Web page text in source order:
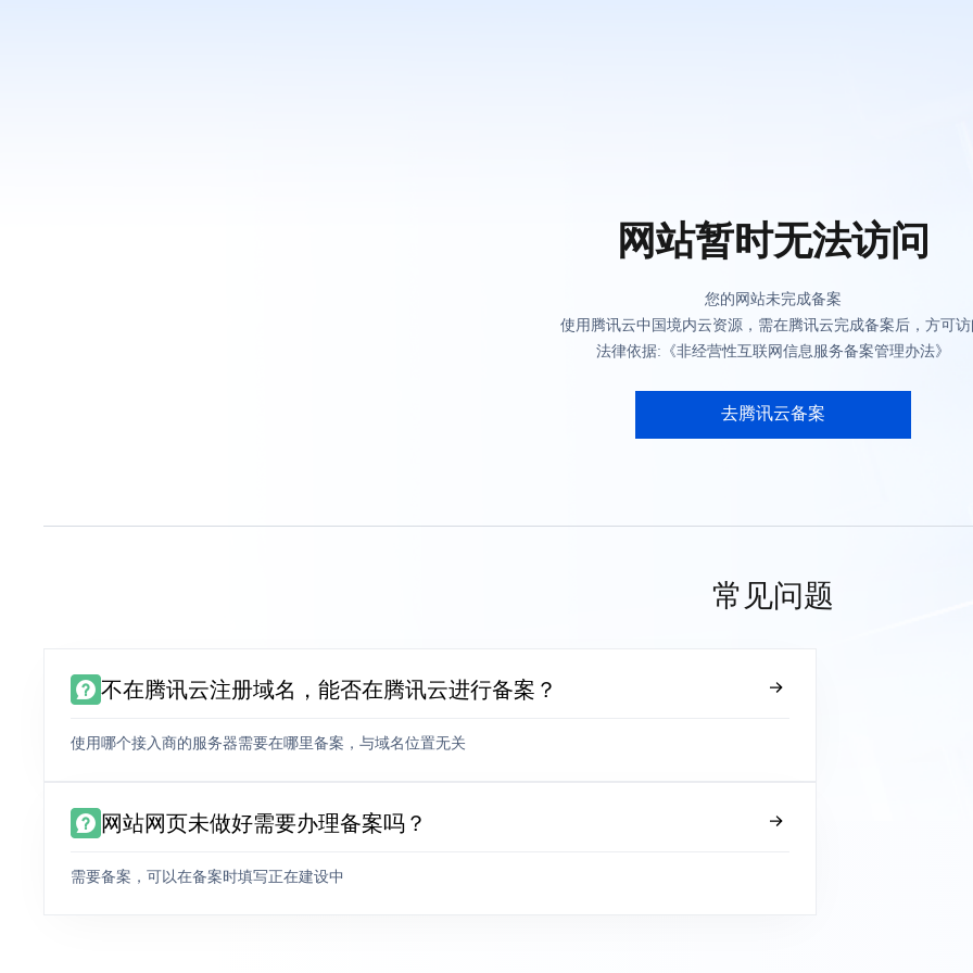
网站暂时无法访问
您的网站未完成备案
使用腾讯云中国境内云资源，需在腾讯云完成备案后，方可
法律依据:《非经营性互联网信息服务备案管理办法》
去腾讯云备案
常见问题
不在腾讯云注册域名，能否在腾讯云进行备案？
使用哪个接入商的服务器需要在哪里备案，与域名位置无关
网站网页未做好需要办理备案吗？
需要备案，可以在备案时填写正在建设中